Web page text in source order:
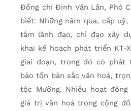
Đồng chí Đinh Văn Lân, Phó
biết: Những năm qua, cấp
tâm lãnh đạo, chỉ đạo xây
khai kế hoạch phát triển KT-
giai đoạn, trong đó có phát
bảo tồn bản sắc văn hoá,
tộc Mường. Nhiều hoạt
giá trị văn hoá trong cộng